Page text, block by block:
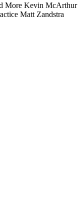
More Kevin McArthur
Matt Zandstra